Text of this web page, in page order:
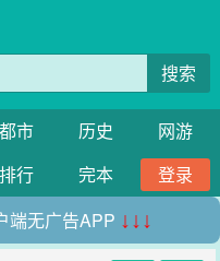
搜索
都市 历史
网游
排行 完本
登录
端无广告APP ↓↓↓